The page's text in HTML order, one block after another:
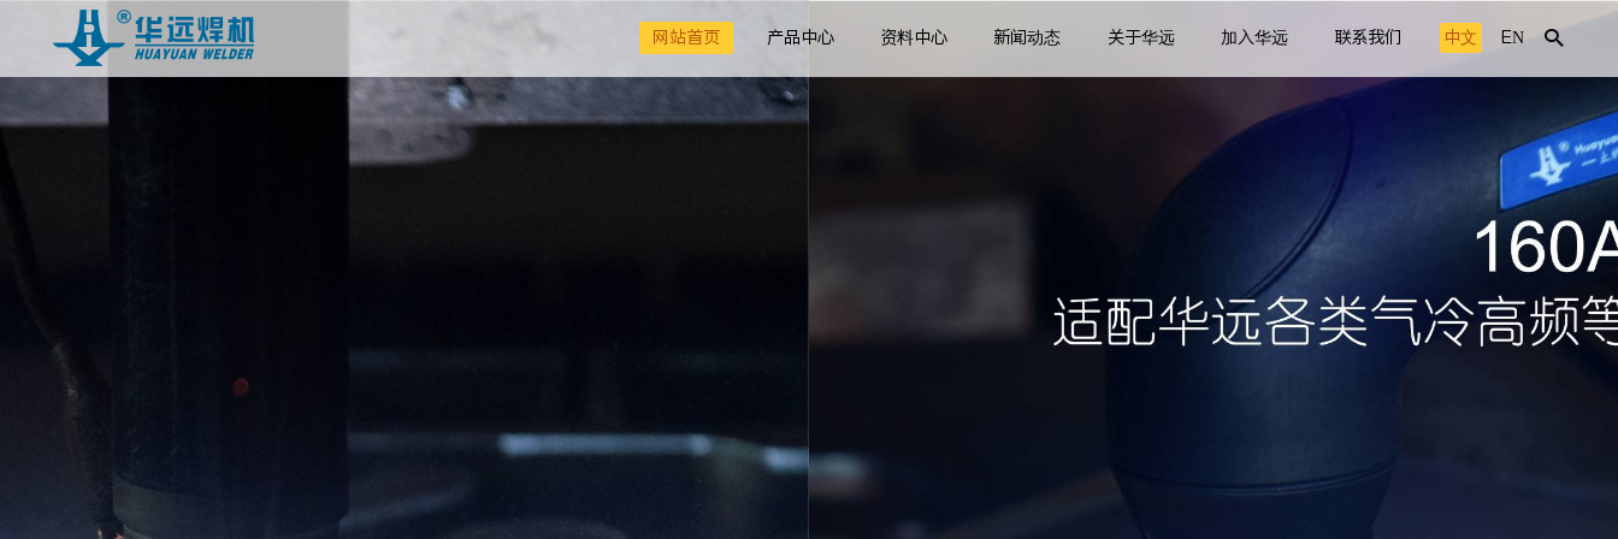
网站首页 产品中心 资料中心 新闻动态 关于华远 加入华远 联系我们 中文 EN 